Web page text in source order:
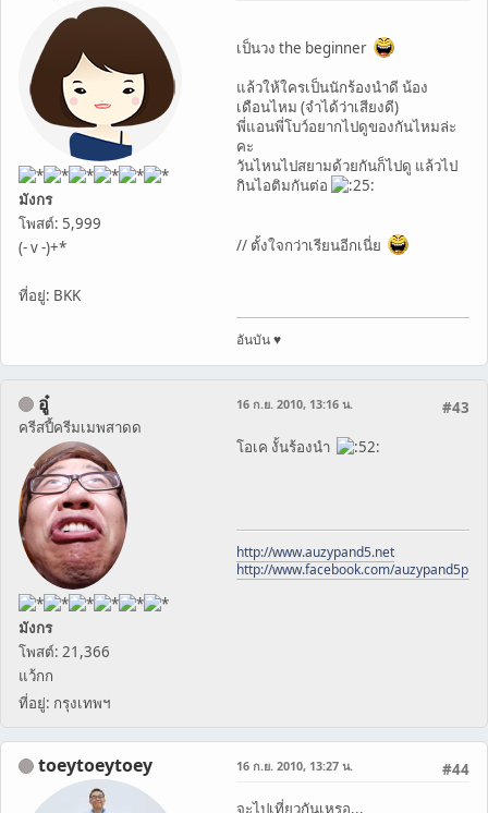
มังกร
โพสต์: 5,999
(- v -)+*
ที่อยู่: BKK
เป็นวง the beginner
แล้วให้ใครเป็นนักร้องนำดี น้อง
เดือนไหม (จำได้ว่าเสียงดี)
พี่แอนพี่โบว์อยากไปดูของกันไหมล่ะ
คะ
วันไหนไปสยามด้วยกันก็ไปดู แล้วไป
กินไอติมกันต่อ
// ตั้งใจกว่าเรียนอีกเนี่ย
อันบัน ♥
อู๋
ครีสปี้ครีมเมพสาดด
มังกร
โพสต์: 21,366
แว้กก
ที่อยู่: กรุงเทพฯ
#43
16 ก.ย. 2010, 13:16 น.
โอเค งั้นร้องนำ
http://www.auzypand5.net
http://www.facebook.com/
toeytoeytoey #44
16 ก.ย. 2010, 13:27 น.
จะไปเที่ยวกันเหรอ...